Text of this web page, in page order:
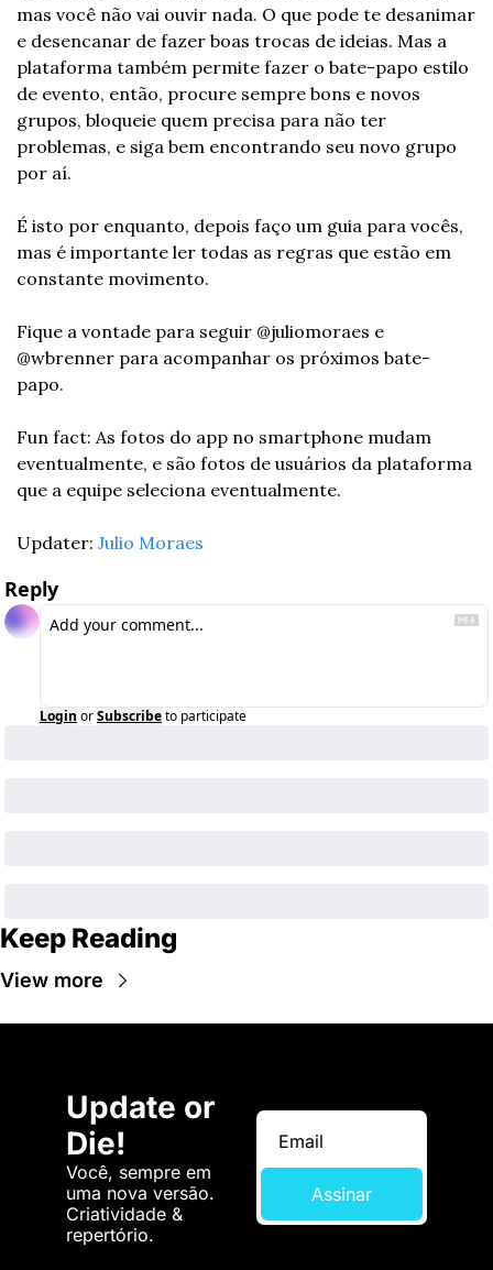
mas você não vai ouvir nada. O que pode te desanimar
e desencanar de fazer boas trocas de ideias. Mas a
plataforma também permite fazer o bate-papo estilo
de evento, então, procure sempre bons e novos
grupos, bloqueie quem precisa para não ter
problemas, e siga bem encontrando seu novo grupo
por aí.
É isto por enquanto, depois faço um guia para vocês,
mas é importante ler todas as regras que estão em
constante movimento.
Fique a vontade para seguir @juliomoraes e
@wbrenner para acompanhar os próximos bate-
papo.
Fun fact: As fotos do app no smartphone mudam
eventualmente, e são fotos de usuários da plataforma
que a equipe seleciona eventualmente.
Updater: Julio Moraes
Reply
Login orSubscribeto participate
Keep Reading
View more
Update or
Die!
Você, sempre em
uma nova versão.
Criatividade &
repertório.
Assinar